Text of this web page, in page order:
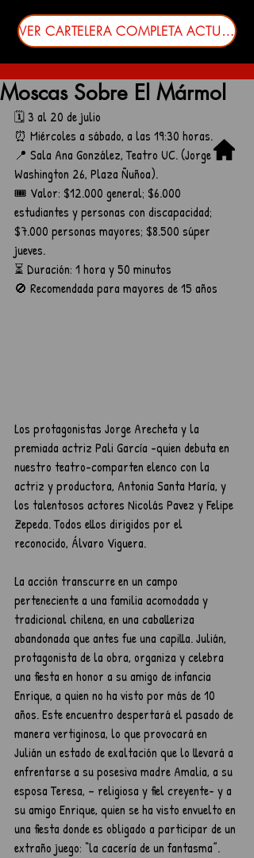
VER CARTELERA COMPLETA ACTUALIZADA
Moscas Sobre El Mármol
🗓️ 3 al 20 de julio
⏰ Miércoles a sábado, a las 19:30 horas.
📍 Sala Ana González, Teatro UC. (Jorge
Washington 26, Plaza Ñuñoa).
🎟️ Valor: $12.000 general; $6.000
estudiantes y personas con discapacidad;
$7.000 personas mayores; $8.500 súper
jueves.
⏳ Duración: 1 hora y 50 minutos
🚫 Recomendada para mayores de 15 años
Los protagonistas Jorge Arecheta y la
premiada actriz Pali García -quien debuta en
nuestro teatro-comparten elenco con la
actriz y productora, Antonia Santa María, y
los talentosos actores Nicolás Pavez y Felipe
Zepeda. Todos ellos dirigidos por el
reconocido, Álvaro Viguera.
La acción transcurre en un campo
perteneciente a una familia acomodada y
tradicional chilena, en una caballeriza
abandonada que antes fue una capilla. Julián,
protagonista de la obra, organiza y celebra
una fiesta en honor a su amigo de infancia
Enrique, a quien no ha visto por más de 10
años. Este encuentro despertará el pasado de
manera vertiginosa, lo que provocará en
Julián un estado de exaltación que lo llevará a
enfrentarse a su posesiva madre Amalia, a su
esposa Teresa, – religiosa y fiel creyente- y a
su amigo Enrique, quien se ha visto envuelto en
una fiesta donde es obligado a participar de un
extraño juego: “la cacería de un fantasma”.